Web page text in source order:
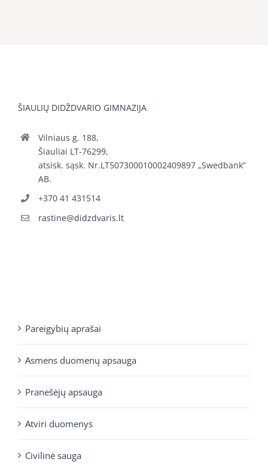
ŠIAULIŲ DIDŽDVARIO GIMNAZIJA
Vilniaus g. 188,
Šiauliai LT-76299,
atsisk. sąsk. Nr.LT507300010002409897 „Swedbank“
AB.
+370 41 431514
rastine@didzdvaris.lt
Pareigybių aprašai
Asmens duomenų apsauga
Pranešėjų apsauga
Atviri duomenys
Civilinė sauga